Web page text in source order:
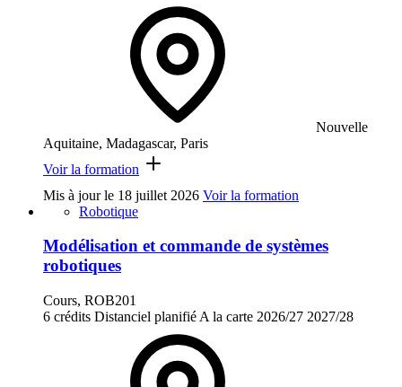
Nouvelle
Aquitaine, Madagascar, Paris
Voir la formation
Mis à jour le 18 juillet 2026 Voir la formation
Robotique
Modélisation et commande de systèmes
robotiques
Cours, ROB201
6 crédits Distanciel planifié A la carte 2026/27 2027/28